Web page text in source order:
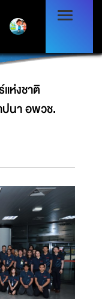
งชาติ (อพวช.)
ช. ครบรอบ 25
ห่งชาติ
นา อพวช.